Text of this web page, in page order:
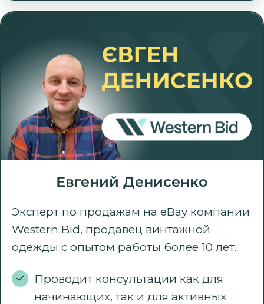
Евгений Денисенко
Эксперт по продажам на eBay компании
Western Bid, продавец винтажной
одежды с опытом работы более 10 лет.
Проводит консультации как для
начинающих, так и для активных